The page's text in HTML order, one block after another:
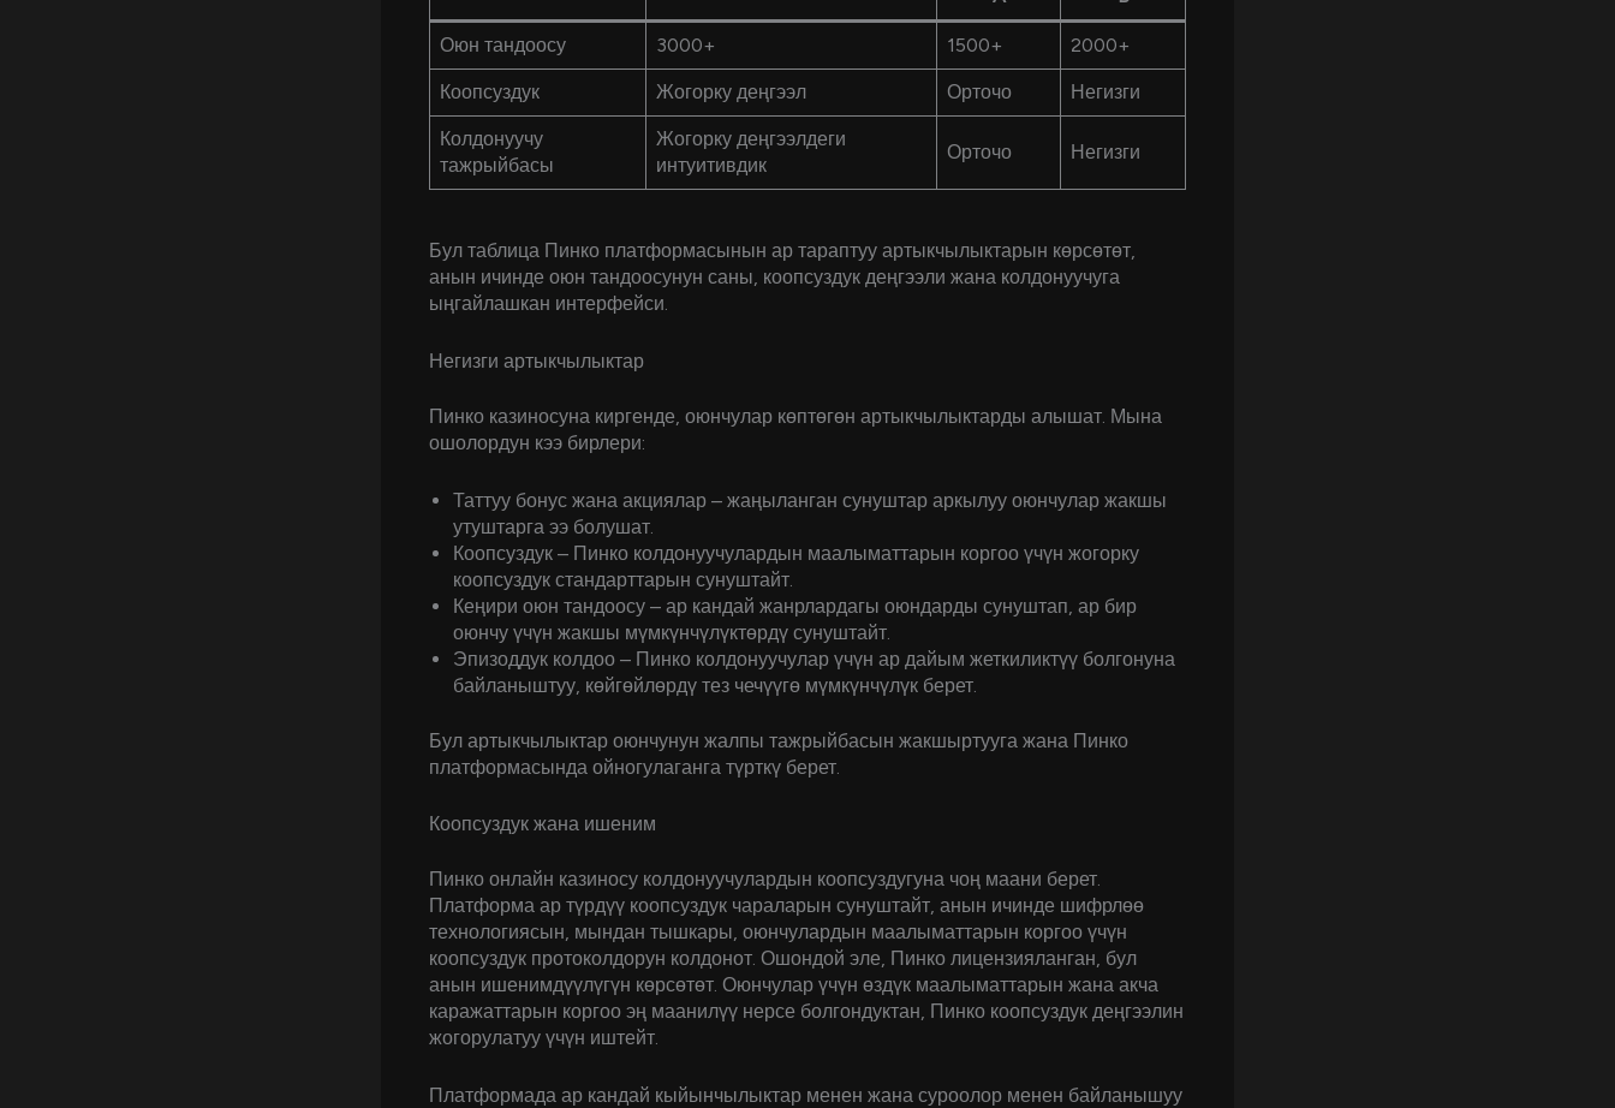
Оюн тандоосу 3000+ 1500+ 2000+
Коопсуздук Жогорку деңгээл Орточо Негизги
Колдонуучу
тажрыйбасы
Жогорку деңгээлдеги
интуитивдик
Орточо Негизги
Бул таблица Пинко платформасынын ар тараптуу артыкчылыктарын көрсөтөт,
анын ичинде оюн тандоосунун саны, коопсуздук деңгээли жана колдонуучуга
ыңгайлашкан интерфейси.
Негизги артыкчылыктар
Пинко казиносуна киргенде, оюнчулар көптөгөн артыкчылыктарды алышат. Мына
ошолордун кээ бирлери:
Таттуу бонус жана акциялар – жаңыланган сунуштар аркылуу оюнчулар жакшы
утуштарга ээ болушат.
Коопсуздук – Пинко колдонуучулардын маалыматтарын коргоо үчүн жогорку
коопсуздук стандарттарын сунуштайт.
Кеңири оюн тандоосу – ар кандай жанрлардагы оюндарды сунуштап, ар бир
оюнчу үчүн жакшы мүмкүнчүлүктөрдү сунуштайт.
Эпизоддук колдоо – Пинко колдонуучулар үчүн ар дайым жеткиликтүү болгонуна
байланыштуу, көйгөйлөрдү тез чечүүгө мүмкүнчүлүк берет.
Бул артыкчылыктар оюнчунун жалпы тажрыйбасын жакшыртууга жана Пинко
платформасында ойногулаганга түрткү берет.
Коопсуздук жана ишеним
Пинко онлайн казиносу колдонуучулардын коопсуздугуна чоң маани берет.
Платформа ар түрдүү коопсуздук чараларын сунуштайт, анын ичинде шифрлөө
технологиясын, мындан тышкары, оюнчулардын маалыматтарын коргоо үчүн
коопсуздук протоколдорун колдонот. Ошондой эле, Пинко лицензияланган, бул
анын ишенимдүүлүгүн көрсөтөт. Оюнчулар үчүн өздүк маалыматтарын жана акча
каражаттарын коргоо эң маанилүү нерсе болгондуктан, Пинко коопсуздук деңгээлин
жогорулатуу үчүн иштейт.
Платформада ар кандай кыйынчылыктар менен жана суроолор менен байланышуу